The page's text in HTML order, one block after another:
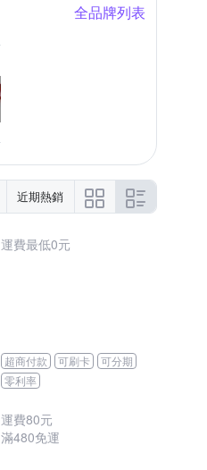
全品牌列表
近期熱銷
運費最低0元
超商付款 可刷卡
可分期
零利率
運費80元
滿480免運